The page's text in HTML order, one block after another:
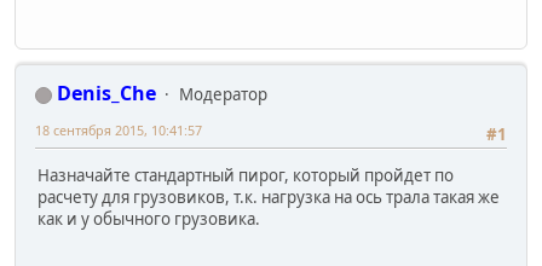
Denis_Che
Модератор
#1
18 сентября 2015, 10:41:57
Назначайте стандартный пирог, который пройдет по
расчету для грузовиков, т.к. нагрузка на ось трала такая же
как и у обычного грузовика.